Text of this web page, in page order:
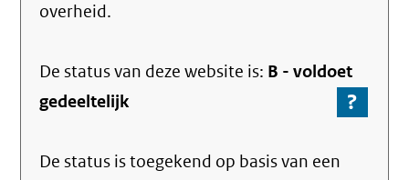
overheid.
De status van dezewebsite is: B -voldoet
gedeeltelijk
?
Ga
De status is toegekend op basis van een